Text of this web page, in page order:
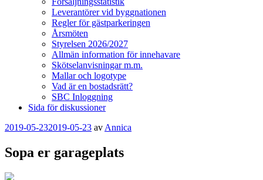
Leverantörer vid byggnationen
Regler för gästparkeringen
Årsmöten
Styrelsen 2026/2027
Allmän information för innehavare
Skötselanvisningar m.m.
Mallar och logotype
Vad är en bostadsrätt?
SBC Inloggning
Sida för diskussioner
Publicerat
2019-05-232019-05-23 av Annica
Sopa er garageplats